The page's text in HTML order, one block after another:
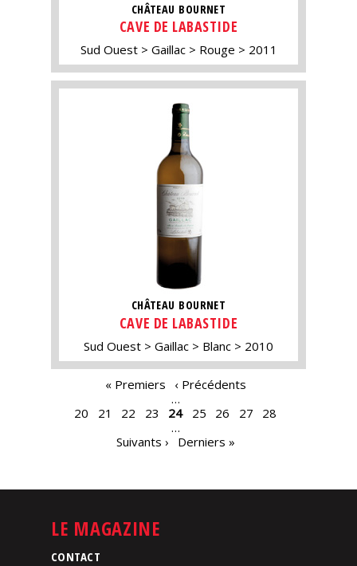
CHÂTEAU BOURNET
CAVE DE LABASTIDE
Sud Ouest Gaillac Rouge 2011
CHÂTEAU BOURNET
CAVE DE LABASTIDE
Sud Ouest Gaillac Blanc 2010
« Premiers
‹ Précédents
…
20
21 22 23 24 25 26 27
28
…
Suivants ›
Derniers »
LE MAGAZINE
CONTACT